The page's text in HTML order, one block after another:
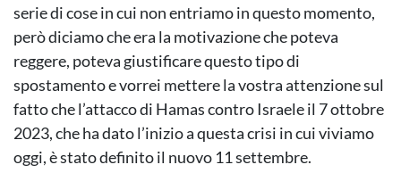
serie di cose in cui non entriamo in questo momento,
però diciamo che era la motivazione che poteva
reggere, poteva giustificare questo tipo di
spostamento e vorrei mettere la vostra attenzione sul
fatto che l’attacco di Hamas contro Israele il 7 ottobre
2023, che ha dato l’inizio a questa crisi in cui viviamo
oggi, è stato definito il nuovo 11 settembre.